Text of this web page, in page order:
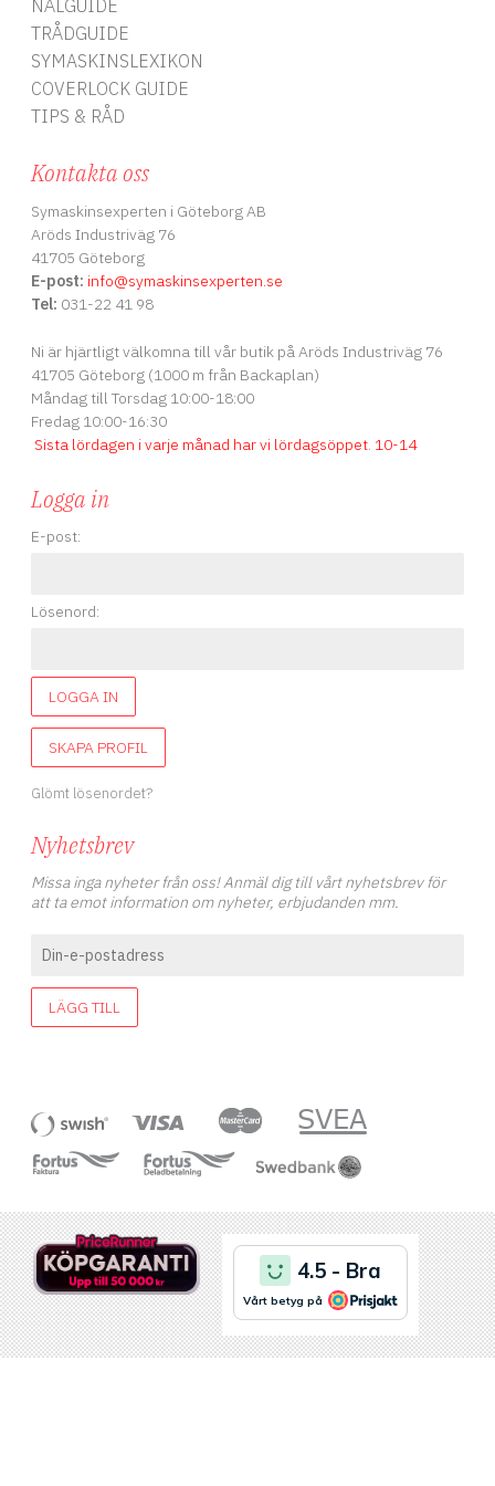
NÅLGUIDE
TRÅDGUIDE
SYMASKINSLEXIKON
COVERLOCK GUIDE
TIPS & RÅD
Kontakta oss
Symaskinsexperten i Göteborg AB
Aröds Industriväg 76
41705 Göteborg
E-post: info@symaskinsexperten.se
Tel: 031-22 41 98
Ni är hjärtligt välkomna till vår butik på Aröds Industriväg 76
41705 Göteborg (1000 m från Backaplan)
Måndag till Torsdag 10:00-18:00
Fredag 10:00-16:30
Sista lördagen i varje månad har vi lördagsöppet. 10-14
Logga in
E-post:
Lösenord:
LOGGA IN
SKAPA PROFIL
Glömt lösenordet?
Nyhetsbrev
Missa inga nyheter från oss! Anmäl dig till vårt nyhetsbrev för
att ta emot information om nyheter, erbjudanden mm.
LÄGG TILL